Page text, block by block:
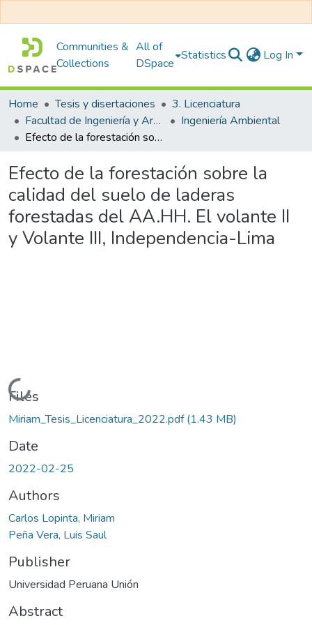
Communities &
Collections
All of
DSpace
Statistics Log In
Home Tesis y disertaciones
3. Licenciatura
Facultad de Ingeniería y Arquitectura
Ingeniería Ambiental
Efecto de la forestación sobre la calidad del suelo de laderas forestadas del AA.HH. El volante II y Volante III, Independencia-Lima
Efecto de la forestación sobre la
calidad del suelo de laderas
forestadas del AA.HH. El volante II
y Volante III, Independencia-Lima
Loading...
Files
Miriam_Tesis_Licenciatura_2022.pdf(1.43 MB)
Date
2022-02-25
Authors
Carlos Lopinta, Miriam
Peña Vera, Luis Saul
Publisher
Universidad Peruana Unión
Abstract